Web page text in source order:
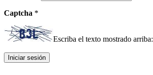
Captcha *
Escriba el texto mostrado arriba: